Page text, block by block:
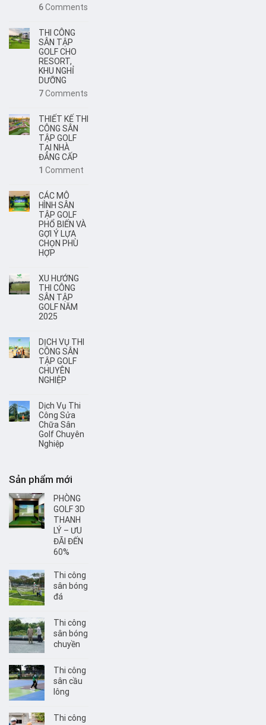
6Comments
THI CÔNG
SÂN TẬP
GOLF CHO
RESORT,
KHU NGHỈ
DƯỠNG
7Comments
THIẾT KẾ THI
CÔNG SÂN
TẬP GOLF
TẠI NHÀ
ĐẲNG CẤP
1 Comment
CÁC MÔ
HÌNH SÂN
TẬP GOLF
PHỔ BIẾN VÀ
GỢI Ý LỰA
CHỌN PHÙ
HỢP
XU HƯỚNG
THI CÔNG
SÂN TẬP
GOLF NĂM
2025
DỊCH VỤ THI
CÔNG SÂN
TẬP GOLF
CHUYÊN
NGHIỆP
Dịch Vụ Thi
Công Sửa
Chữa Sân
Golf Chuyên
Nghiệp
Sản phẩm mới
PHÒNG
GOLF 3D
THANH
LÝ – ƯU
ĐÃI ĐẾN
60%
Thi công
sân bóng
đá
Thi công
sân bóng
chuyền
Thi công
sân cầu
lông
Thi công